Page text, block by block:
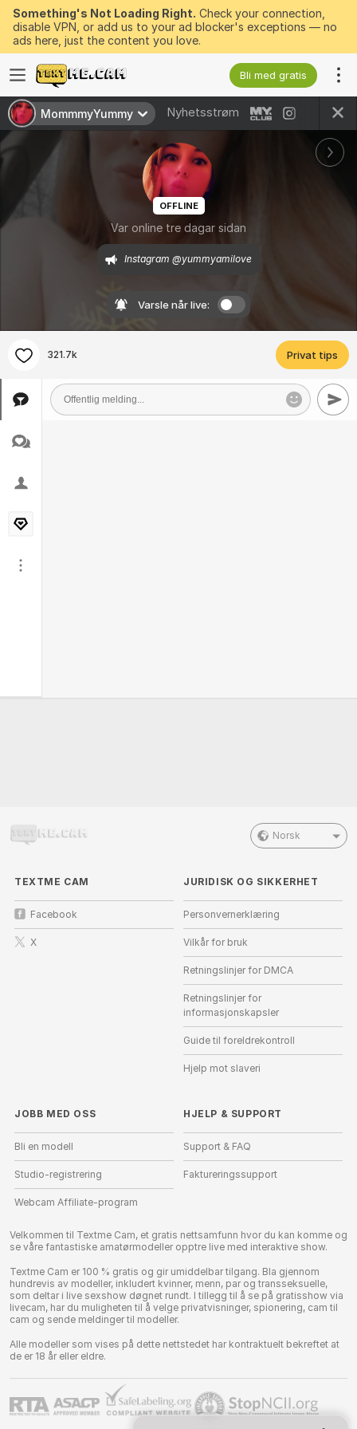
Something's Not Loading Right. Check your connection,
disable VPN, or add us to your ad blocker's exceptions — no
ads here, just the content you love.
Bli med gratis
MommmyYummy Nyhetsstrøm
OFFLINE
Var online tre dagar sidan
Instagram @yummyamilove
Varsle når live:
321.7k Privat tips
Norsk
TEXTME CAM
Facebook
X
JURIDISK OG SIKKERHET
Personvernerklæring
Vilkår for bruk
Retningslinjer for DMCA
Retningslinjer for
informasjonskapsler
Guide til foreldrekontroll
Hjelp mot slaveri
JOBB MED OSS
Bli en modell
Studio-registrering
Webcam Affiliate-program
HJELP & SUPPORT
Support & FAQ
Faktureringssupport
Velkommen til Textme Cam, et gratis nettsamfunn hvor du kan komme og
se våre fantastiske amatørmodeller opptre live med interaktive show.
Textme Cam er 100 % gratis og gir umiddelbar tilgang. Bla gjennom
hundrevis av modeller, inkludert kvinner, menn, par og transseksuelle,
som deltar i live sexshow døgnet rundt. I tillegg til å se på gratisshow via
livecam, har du muligheten til å velge privatvisninger, spionering, cam til
cam og sende meldinger til modeller.
Alle modeller som vises på dette nettstedet har kontraktuelt bekreftet at
de er 18 år eller eldre.